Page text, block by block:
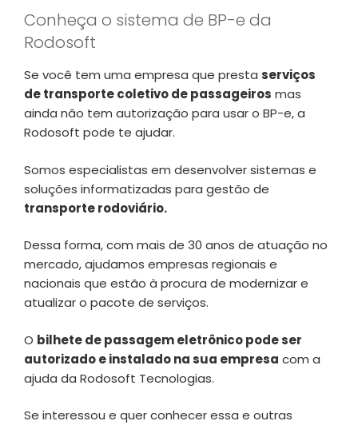
Conheça o sistema de BP-e da
Rodosoft
Se você tem uma empresa que presta serviços
de transporte coletivo de passageiros mas
ainda não tem autorização para usar o BP-e, a
Rodosoft pode te ajudar.
Somos especialistas em desenvolver sistemas e
soluções informatizadas para gestão de
transporte rodoviário.
Dessa forma, com mais de 30 anos de atuação no
mercado, ajudamos empresas regionais e
nacionais que estão à procura de modernizar e
atualizar o pacote de serviços.
O bilhete de passagem eletrônico pode ser
autorizado e instalado na sua empresa com a
ajuda da Rodosoft Tecnologias.
Se interessou e quer conhecer essa e outras